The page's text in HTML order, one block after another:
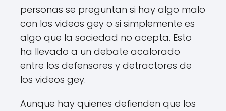
personas se preguntan si hay algo malo
con los videos gey o si simplemente es
algo que la sociedad no acepta. Esto
ha llevado a un debate acalorado
entre los defensores y detractores de
los videos gey.
Aunque hay quienes defienden que los